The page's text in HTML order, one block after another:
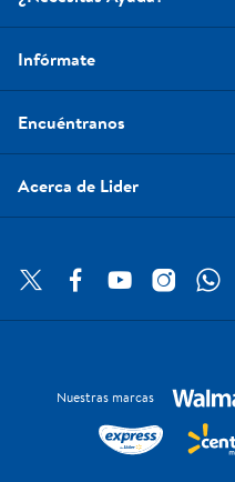
Infórmate
Encuéntranos
Acerca de Lider
Nuestras marcas